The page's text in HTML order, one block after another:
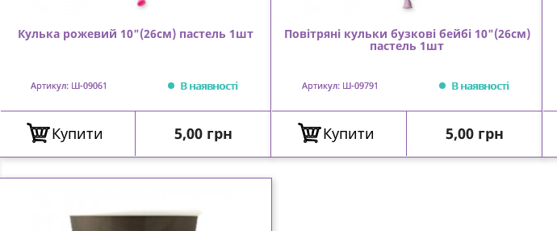
Кулька рожевий 10"(26см) пастель 1шт
Артикул: Ш-09061 В наявності
Купити Ціна
5,00 грн
Повітряні кульки бузкові бейбі 10"(26см)
пастель 1шт
Артикул: Ш-09791 В наявності
Купити Ціна
5,00 грн